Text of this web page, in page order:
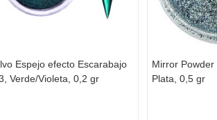
Espejo efecto Escarabajo
Verde/Violeta, 0,2 gr
Mirror Powder
Plata, 0,5 gr